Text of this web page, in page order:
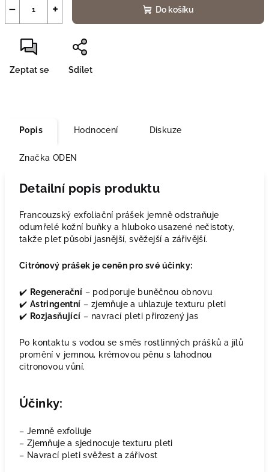
+
− Do košíku
Zeptat se Sdílet
Popis Hodnocení Diskuze
Značka ODEN
Detailní popis produktu
Francouzský exfoliační prášek jemně odstraňuje
odumřelé kožní buňky a hluboko usazené nečistoty,
takže pleť působí jasnější, svěžejší a zářivější.
Citrónový prášek je ceněn pro své účinky:
✔️ Regenerační – podporuje buněčnou obnovu
✔️ Astringentní – zjemňuje a uhlazuje texturu pleti
✔️ Rozjasňující – navrací pleti přirozený jas
Po kontaktu s vodou se směs rostlinných prášků a jílů
promění v jemnou, krémovou pěnu s lahodnou
citronovou vůní.
Účinky:
– Jemně exfoliuje
– Zjemňuje a sjednocuje texturu pleti
– Navrací pleti svěžest a zářivost